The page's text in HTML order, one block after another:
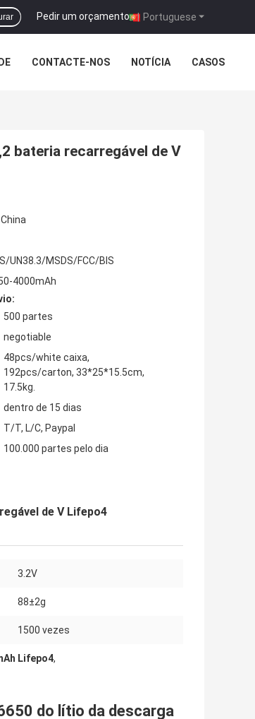
Portuguese
Pedir um orçamento |
CONTACTE-NOS NOTÍCIA CASOS
bateria recarregável de V
UN38.3/MSDS/FCC/BIS
4000mAh
500 partes
negotiable
48pcs/white caixa,
192pcs/carton, 33*25*15.5cm,
17.5kg.
dentro de 15 dias
T/T, L/C, Paypal
100.000 partes pelo dia
de V Lifepo4
3.2V
88±2g
1500 vezes
Lifepo4,
do lítio da descarga